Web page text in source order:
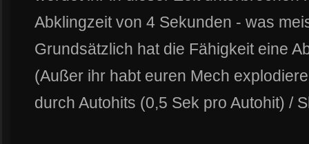
Abklingzeit von 4 Sekunden - was
Grundsätzlich hat die Fähigkeit eine
(Außer ihr habt euren Mech
durch Autohits (0,5 Sek pro Autohit) /